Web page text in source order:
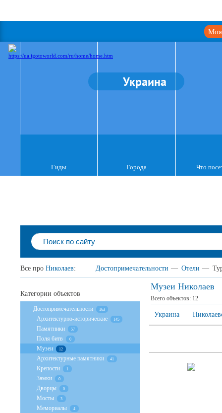
Моя
Украина
Гиды Города Что
Все про Николаев: Достопримечательности — Отели —
Музеи Николаев
Всего объектов: 12
Украина
Категории объектов
Достопримечательности 163
Архитектурно-исторические 145
Памятники 57
Поля битв 0
Музеи 12
Архитектурные памятники 41
Крепости 1
Замки 0
Дворцы 0
Мосты 3
Мемориалы 4